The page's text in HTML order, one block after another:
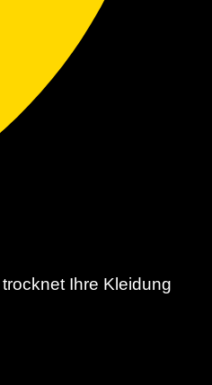
Ihre Kleidung